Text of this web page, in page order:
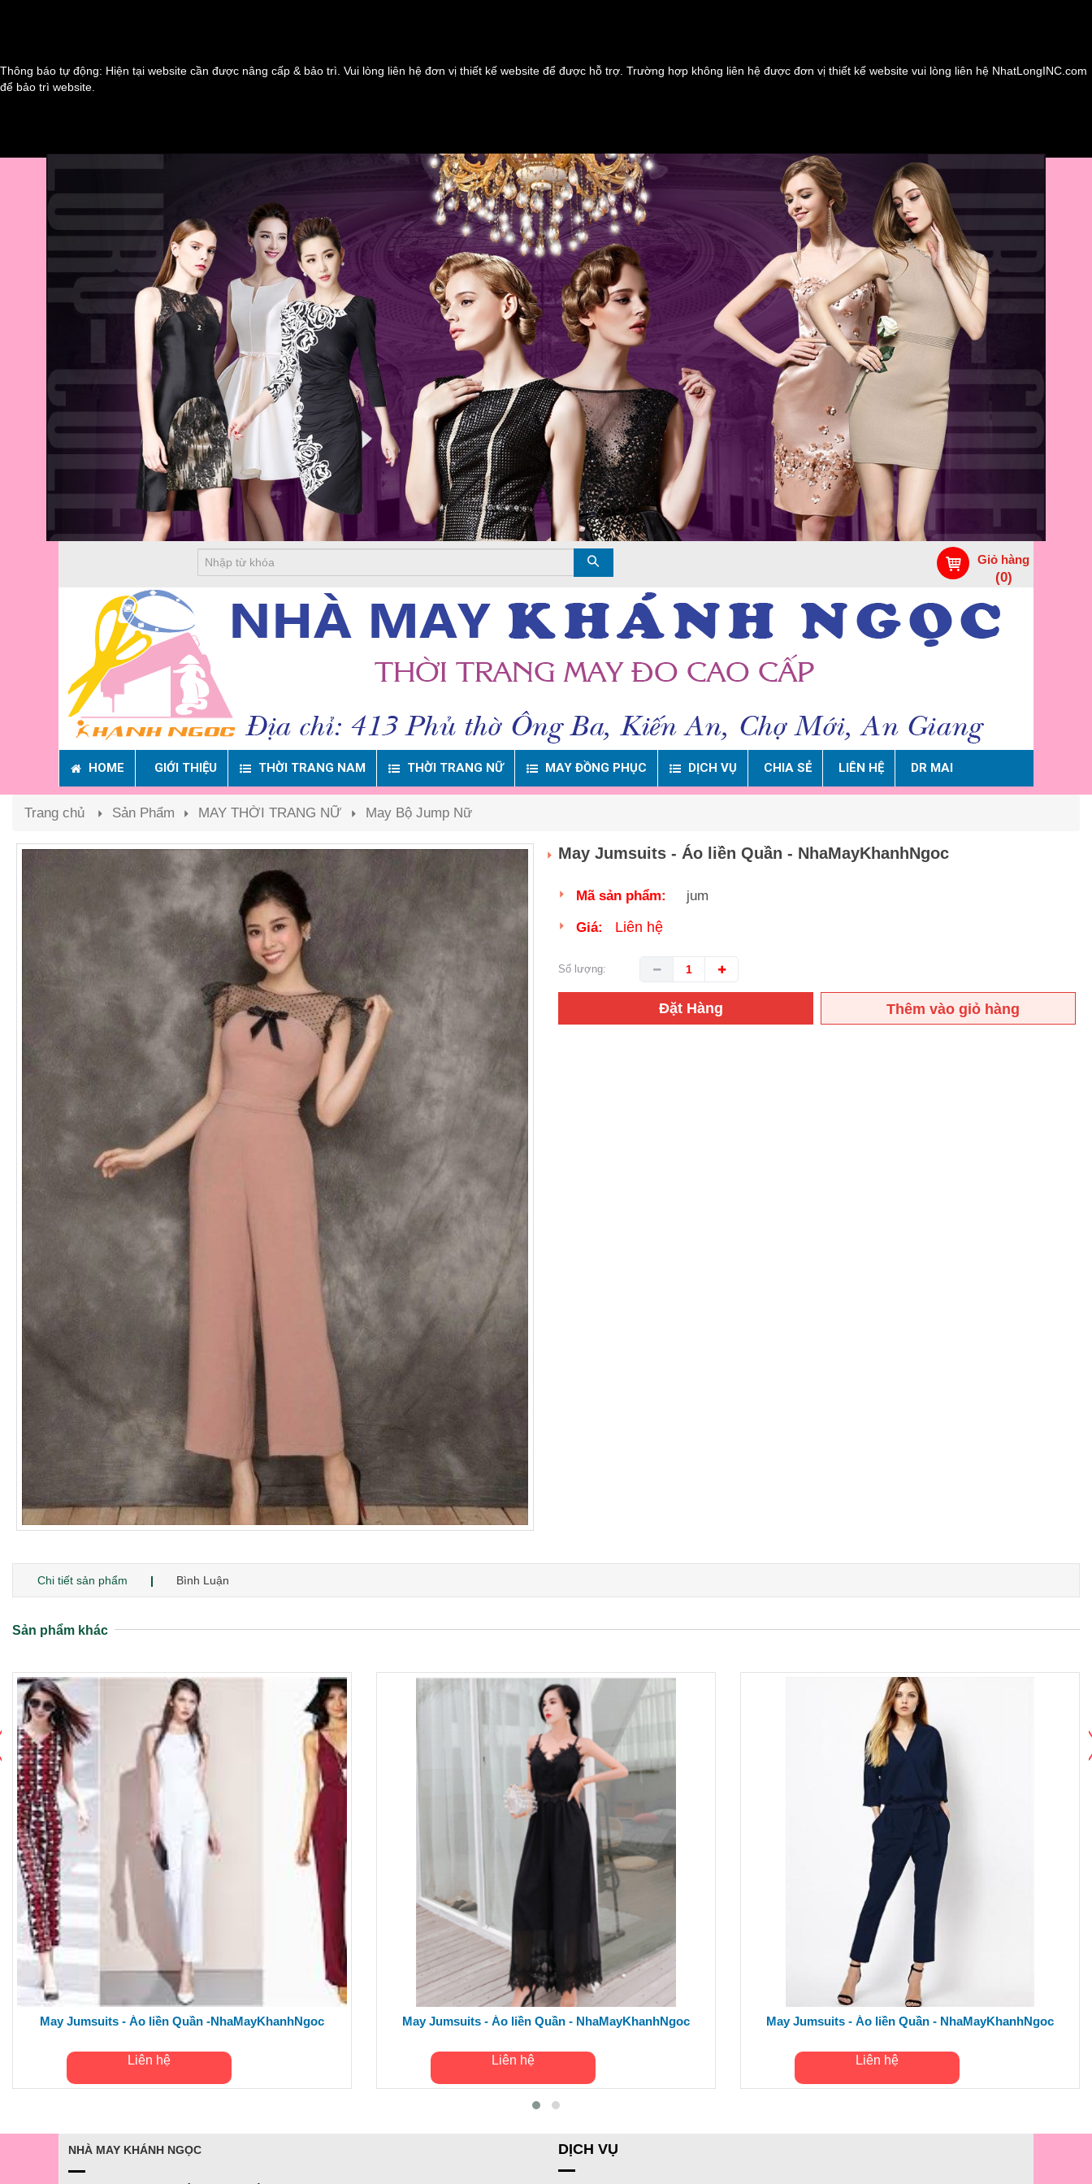
Thông báo tự động: Hiện tại website cần được nâng cấp & bảo trì. Vui lòng liên hệ đơn vị thiết kế website để được hỗ trợ. Trường hợp không liên hệ được đơn vị thiết kế website vui lòng liên hệ NhatLongINC.com
để bảo trì website.
Giỏ hàng
(0)
HOME GIỚI THIỆU THỜI TRANG NAM THỜI TRANG NỮ MAY ĐỒNG PHỤC DỊCH VỤ CHIA SẺ LIÊN HỆ DR MAI
Trang chủ Sản Phẩm MAY THỜI TRANG NỮ May Bộ Jump Nữ
May Jumsuits - Áo liền Quần - NhaMayKhanhNgoc
Mã sản phẩm: jum
Giá: Liên hệ
Số lượng:
Đặt Hàng Thêm vào giỏ hàng
Chi tiết sản phẩm Bình Luận
Sản phẩm khác
May Jumsuits - Áo liền Quần -NhaMayKhanhNgoc
Liên hệ
May Jumsuits - Áo liền Quần - NhaMayKhanhNgoc
Liên hệ
May Jumsuits - Áo liền Quần - NhaMayKhanhNgoc
Liên hệ
NHÀ MAY KHÁNH NGỌC DỊCH VỤ